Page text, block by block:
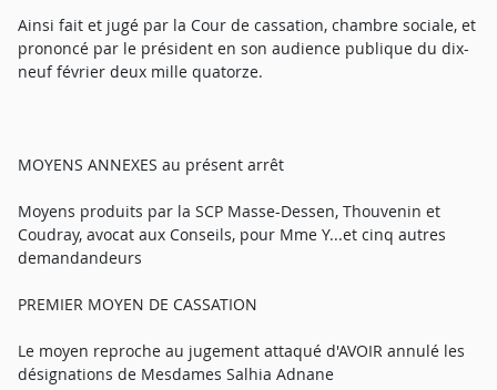
Ainsi fait et jugé par la Cour de cassation, chambre sociale, et
prononcé par le président en son audience publique du dix-
neuf février deux mille quatorze.
MOYENS ANNEXES au présent arrêt
Moyens produits par la SCP Masse-Dessen, Thouvenin et
Coudray, avocat aux Conseils, pour Mme Y...et cinq autres
demandandeurs
PREMIER MOYEN DE CASSATION
Le moyen reproche au jugement attaqué d'AVOIR annulé les
désignations de Mesdames Salhia Adnane